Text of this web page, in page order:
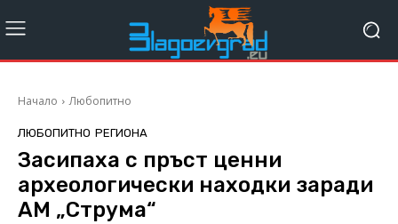
Начало Любопитно
ЛЮБОПИТНО РЕГИОНА
Засипаха с пръст ценни
археологически находки заради
АМ „Струма“